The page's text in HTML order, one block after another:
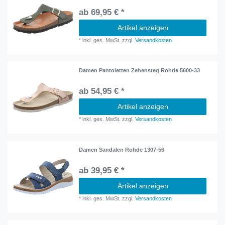
ab 69,95 € *
Artikel anzeigen
*inkl. ges. MwSt. zzgl.Versandkosten
Damen Pantoletten Zehensteg Rohde 5600-33
ab 54,95 € *
Artikel anzeigen
*inkl. ges. MwSt. zzgl.Versandkosten
Damen Sandalen Rohde 1307-56
ab 39,95 € *
Artikel anzeigen
*inkl. ges. MwSt. zzgl.Versandkosten